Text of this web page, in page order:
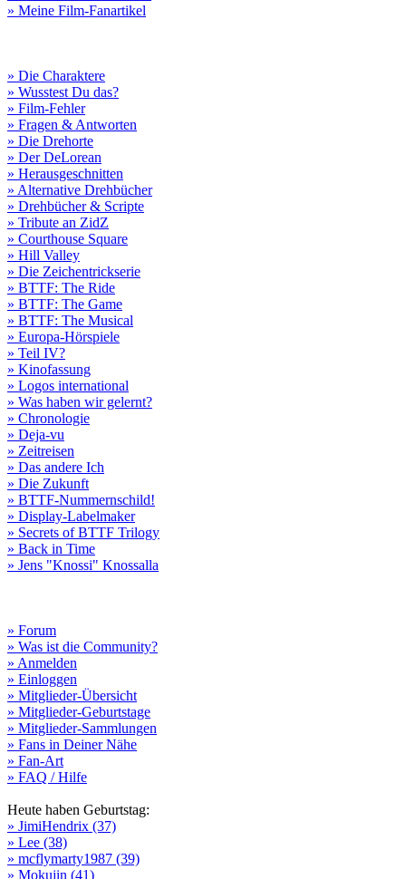
» Meine Film-Fanartikel
» Die Charaktere
» Wusstest Du das?
» Film-Fehler
» Fragen & Antworten
» Die Drehorte
» Der DeLorean
» Herausgeschnitten
» Alternative Drehbücher
» Drehbücher & Scripte
» Tribute an ZidZ
» Courthouse Square
» Hill Valley
» Die Zeichentrickserie
» BTTF: The Ride
» BTTF: The Game
» BTTF: The Musical
» Europa-Hörspiele
» Teil IV?
» Kinofassung
» Logos international
» Was haben wir gelernt?
» Chronologie
» Deja-vu
» Zeitreisen
» Das andere Ich
» Die Zukunft
» BTTF-Nummernschild!
» Display-Labelmaker
» Secrets of BTTF Trilogy
» Back in Time
» Jens "Knossi" Knossalla
» Forum
» Was ist die Community?
» Anmelden
» Einloggen
» Mitglieder-Übersicht
» Mitglieder-Geburtstage
» Mitglieder-Sammlungen
» Fans in Deiner Nähe
» Fan-Art
» FAQ / Hilfe
Heute haben Geburtstag:
» JimiHendrix (37)
» Lee (38)
» mcflymarty1987 (39)
» Mokujin (41)